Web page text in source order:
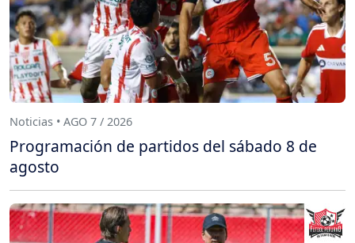
Noticias • AGO 7 / 2026
Programación de partidos del sábado 8 de
agosto